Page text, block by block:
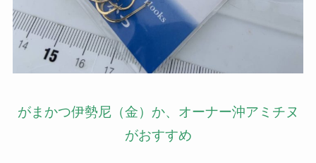
がまかつ伊勢尼（金）か、オーナー沖アミチヌ
がおすすめ